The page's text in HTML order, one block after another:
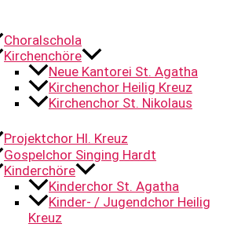
Choralschola
Kirchenchöre
Neue Kantorei St. Agatha
Kirchenchor Heilig Kreuz
Kirchenchor St. Nikolaus
Projektchor Hl. Kreuz
Gospelchor Singing Hardt
Kinderchöre
Kinderchor St. Agatha
Kinder- / Jugendchor Heilig
Kreuz